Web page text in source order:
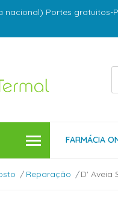
nacional) Portes
FARMÁCIA
Reparação D' Aveia